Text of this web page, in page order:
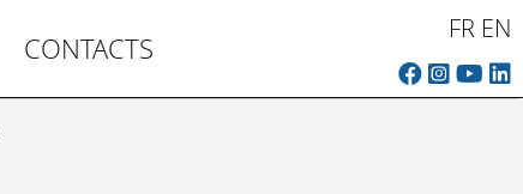
CONTACTS
FR EN